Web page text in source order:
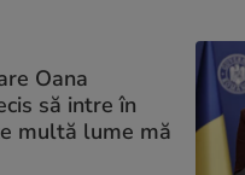
Oana
să intre în
multă lume mă